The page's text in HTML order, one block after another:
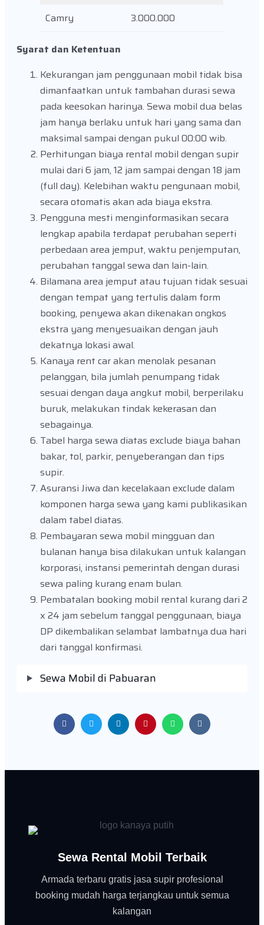
Camry
3.000.000
Syarat dan Ketentuan
Kekurangan jam penggunaan mobil tidak bisa
dimanfaatkan untuk tambahan durasi sewa
pada keesokan harinya. Sewa mobil dua belas
jam hanya berlaku untuk hari yang sama dan
maksimal sampai dengan pukul 00:00 wib.
Perhitungan biaya rental mobil dengan supir
mulai dari 6 jam, 12 jam sampai dengan 18 jam
(full day). Kelebihan waktu pengunaan mobil,
secara otomatis akan ada biaya ekstra.
Pengguna mesti menginformasikan secara
lengkap apabila terdapat perubahan seperti
perbedaan area jemput, waktu penjemputan,
perubahan tanggal sewa dan lain-lain.
Bilamana area jemput atau tujuan tidak sesuai
dengan tempat yang tertulis dalam form
booking, penyewa akan dikenakan ongkos
ekstra yang menyesuaikan dengan jauh
dekatnya lokasi awal.
Kanaya rent car akan menolak pesanan
pelanggan, bila jumlah penumpang tidak
sesuai dengan daya angkut mobil, berperilaku
buruk, melakukan tindak kekerasan dan
sebagainya.
Tabel harga sewa diatas exclude biaya bahan
bakar, tol, parkir, penyeberangan dan tips
supir.
Asuransi Jiwa dan kecelakaan exclude dalam
komponen harga sewa yang kami publikasikan
dalam tabel diatas.
Pembayaran sewa mobil mingguan dan
bulanan hanya bisa dilakukan untuk kalangan
korporasi, instansi pemerintah dengan durasi
sewa paling kurang enam bulan.
Pembatalan booking mobil rental kurang dari 2
x 24 jam sebelum tanggal penggunaan, biaya
DP dikembalikan selambat lambatnya dua hari
dari tanggal konfirmasi.
Sewa Mobil di Pabuaran
Sewa Rental Mobil Terbaik
Armada terbaru gratis jasa supir profesional
booking mudah harga terjangkau untuk semua
kalangan